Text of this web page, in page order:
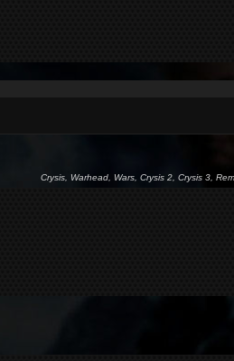
Crysis, Warhead, Wars, Crysis 2, Crysis 3,